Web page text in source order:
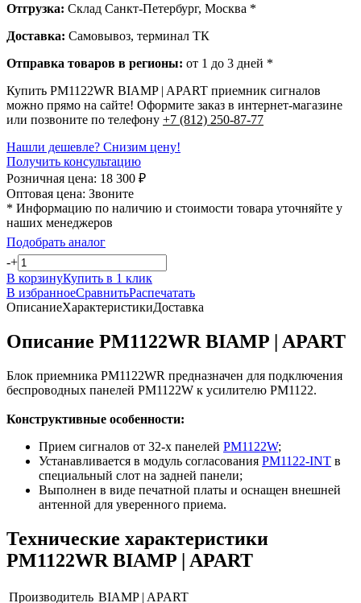
Отгрузка: Склад Санкт-Петербург, Москва *
Доставка: Самовывоз, терминал ТК
Отправка товаров в регионы: от 1 до 3 дней *
Купить PM1122WR BIAMP | APART приемник сигналов
можно прямо на сайте! Оформите заказ в интернет-магазине
или позвоните по телефону +7 (812) 250-87-77
Нашли дешевле? Снизим цену!
Получить консультацию
Розничная цена: 18 300 ₽
Оптовая цена: Звоните
* Информацию по наличию и стоимости товара уточняйте у
наших менеджеров
Подобрать аналог
-+
В корзинуКупить в 1 клик
В избранноеСравнитьРаспечатать
ОписаниеХарактеристикиДоставка
Описание PM1122WR BIAMP | APART
Блок приемника PM1122WR предназначен для подключения
беспроводных панелей PM1122W к усилителю PM1122.
Конструктивные особенности:
Прием сигналов от 32-х панелей PM1122W;
Устанавливается в модуль согласования PM1122-INT в
специальный слот на задней панели;
Выполнен в виде печатной платы и оснащен внешней
антенной для уверенного приема.
Технические характеристики
PM1122WR BIAMP | APART
Производитель BIAMP | APART